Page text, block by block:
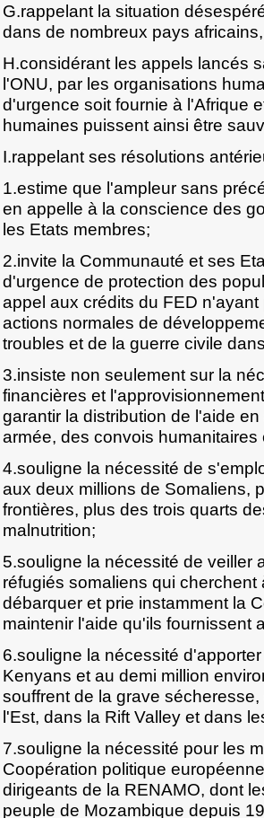
G.rappelant la situation
dans de nombreux pays africains,
H.considérant les appels lancés
l'ONU, par les organisations
d'urgence soit fournie à l'Afrique
humaines puissent ainsi être
I.rappelant ses résolutions
1.estime que l'ampleur sans
en appelle à la conscience des
les Etats membres;
2.invite la Communauté et ses
d'urgence de protection des
appel aux crédits du FED
actions normales de
troubles et de la guerre civile
3.insiste non seulement sur la
financières et
garantir la distribution de l'aide
armée, des convois
4.souligne la nécessité de
aux deux millions de Somaliens,
frontières, plus des trois quarts
malnutrition;
5.souligne la nécessité de veiller
réfugiés somaliens qui
débarquer et prie instamment la
maintenir l'aide qu'ils fournissent
6.souligne la nécessité
Kenyans et au demi million
souffrent de la grave
l'Est, dans la Rift Valley et dans
7.souligne la nécessité pour les
Coopération politique
dirigeants de la RENAMO, dont
peuple de Mozambique depuis